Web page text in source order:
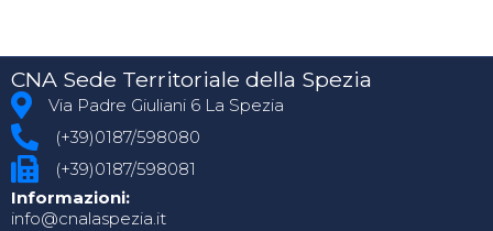
CNA Sede Territoriale della Spezia
Via Padre Giuliani 6 La Spezia
(+39)0187/598080
(+39)0187/598081
Informazioni:
info@cnalaspezia.it